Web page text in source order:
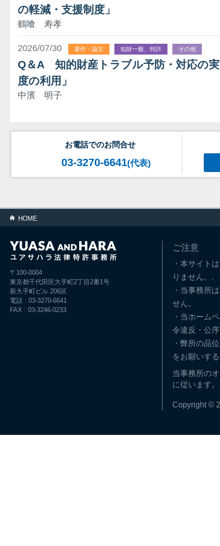
の軽減・支援制度」
鶴喰 寿孝
2026/07/30 著作・論文 知財一般、特許 その他
Q＆A 知的財産トラブル予防・対応の
度の利用」
中濱 明子
お電話でのお問合せ
03-3270-6641(代表)
HOME
〒100-0004
東京都千代田区大手町2丁目2番1号
新大手町ビル 206区
電話 : 03-3270-6641
FAX : 03-3246-0233
ご注意
・本サイト
りません。.
・当事務所
せん。
・当ホーム
令違反・公
・弊所の品
をお願いす
当事務所の
に従います。
Copyright ©